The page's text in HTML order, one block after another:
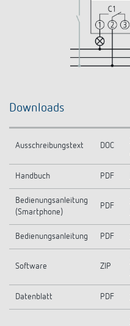
Downloads
Ausschreibungstext DOC
Handbuch PDF
Bedienungsanleitung
(Smartphone)
PDF
Bedienungsanleitung PDF
Software ZIP
Datenblatt PDF